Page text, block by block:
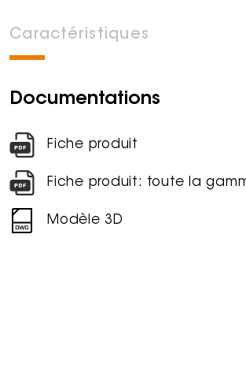
Caractéristiques
Documentations
Fiche produit
Fiche produit: toute la
Modèle 3D